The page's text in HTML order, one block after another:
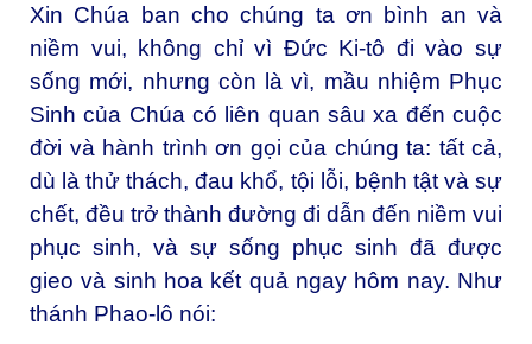
Xin Chúa ban cho chúng ta ơn bình an và
niềm vui, không chỉ vì Đức Ki-tô đi vào sự
sống mới, nhưng còn là vì, mầu nhiệm Phục
Sinh của Chúa có liên quan sâu xa đến cuộc
đời và hành trình ơn gọi của chúng ta: tất cả,
dù là thử thách, đau khổ, tội lỗi, bệnh tật và sự
chết, đều trở thành đường đi dẫn đến niềm vui
phục sinh, và sự sống phục sinh đã được
gieo và sinh hoa kết quả ngay hôm nay. Như
thánh Phao-lô nói: